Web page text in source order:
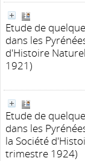
Etude de
dans les
d'Histoire
1921)
Etude de
dans les
la Société
trimestre 1924)